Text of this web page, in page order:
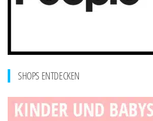
SHOPS ENTDECKEN